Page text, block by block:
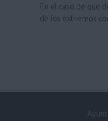
En el caso de que
de los extremos